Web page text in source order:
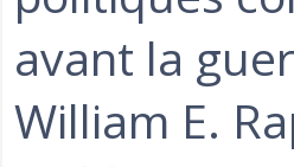
avant la
William E.